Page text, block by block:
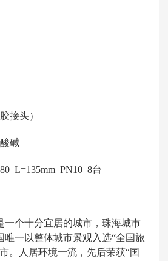
接头）
碱
L=135mm PN10 8台
一个十分宜居的城市，珠海城市
唯一以整体城市景观入选“全国旅
。人居环境一流，先后荣获“国